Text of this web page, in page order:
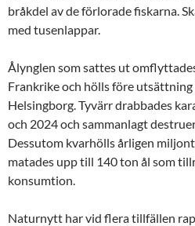
bråkdel av de förlorade fiskarna.
med tusenlappar.
Ålynglen som sattes ut
Frankrike och hölls före
Helsingborg. Tyvärr drabbades
och 2024 och sammanlagt
Dessutom kvarhölls årligen
matades upp till 140 ton ål som
konsumtion.
Naturnytt har vid flera tillfällen